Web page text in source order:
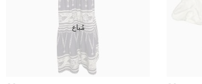
مُباع